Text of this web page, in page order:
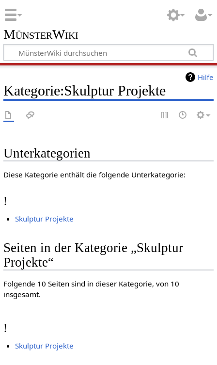
MünsterWiki
Hilfe
Kategorie:Skulptur Projekte
Unterkategorien
Diese Kategorie enthält die folgende Unterkategorie:
!
Skulptur Projekte
Seiten in der Kategorie „Skulptur
Projekte“
Folgende 10 Seiten sind in dieser Kategorie, von 10
insgesamt.
!
Skulptur Projekte